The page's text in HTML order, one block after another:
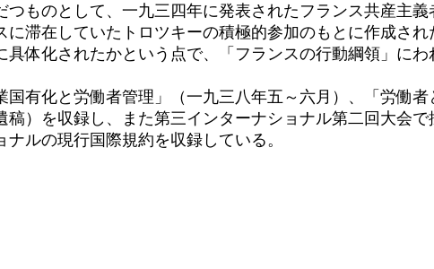
ものとして、一九三四年に発表されたフランス共産主
滞在していたトロツキーの積極的参加のもとに作成さ
体化されたかという点で、「フランスの行動綱領」に
有化と労働者管理」（一九三八年五～六月）、「労働
）を収録し、また第三インターナショナル第二回大会
ルの現行国際規約を収録している。